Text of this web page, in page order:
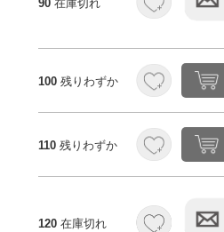
90 在庫切れ
100 残りわずか
110 残りわずか
120 在庫切れ